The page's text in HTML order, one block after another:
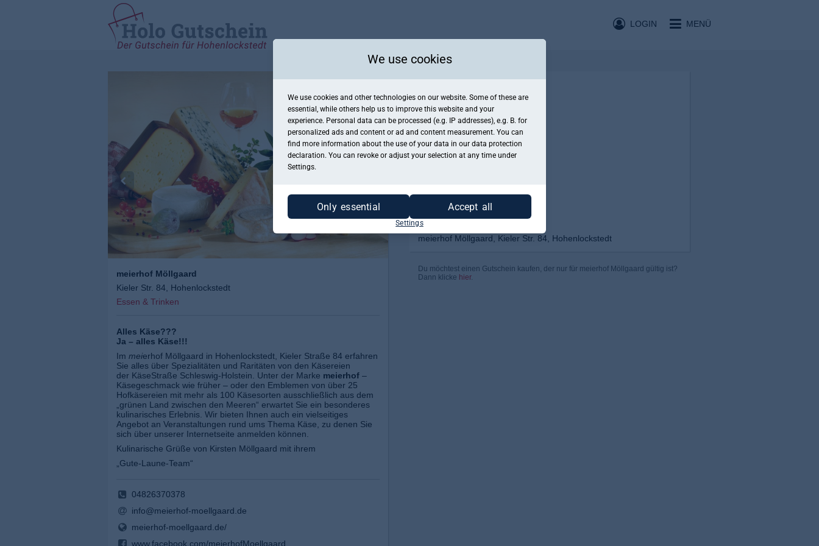
MENÜ
LOGIN
meierhof Möllgaard
Kieler Str. 84, Hohenlockstedt
Essen & Trinken
Alles Käse???
Ja – alles Käse!!!
Im meierhof Möllgaard in Hohenlockstedt, Kieler Straße 84 erfahren
Sie alles über Spezialitäten und Raritäten von den Käsereien
der KäseStraße Schleswig-Holstein. Unter der Marke meierhof –
Käsegeschmack wie früher – oder den Emblemen von über 25
Hofkäsereien mit mehr als 100 Käsesorten ausschließlich aus dem
„grünen Land zwischen den Meeren“ erwartet Sie ein besonderes
kulinarisches Erlebnis. Wir bieten Ihnen auch ein vielseitiges
Angebot an Veranstaltungen rund ums Thema Käse, zu denen Sie
sich über unserer Internetseite anmelden können.
Kulinarische Grüße von Kirsten Möllgaard mit ihrem
„Gute-Laune-Team“
04826370378
info@meierhof-moellgaard.de
meierhof-moellgaard.de/
www.facebook.com/meierhofMoellgaard
meierhof Möllgaard, Kieler Str. 84, Hohenlockstedt
Du möchtest einen Gutschein kaufen, der nur für meierhof Möllgaard gültig ist?
Dann klicke hier.
We use cookies
We use cookies and other technologies on our website. Some of these are
essential, while others help us to improve this website and your
experience. Personal data can be processed (e.g. IP addresses), e.g. B. for
personalized ads and content or ad and content measurement. You can
find more information about the use of your data in our data protection
declaration. You can revoke or adjust your selection at any time under
Settings.
Only essential Accept all
Settings